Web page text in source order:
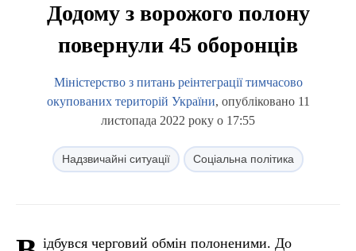
Додому з ворожого полону
повернули 45 оборонців
Міністерство з питань реінтеграції тимчасово
окупованих територій України, опубліковано 11
листопада 2022 року о 17:55
Надзвичайні ситуації Соціальна політика
ідбувся черговий обмін полоненими. До